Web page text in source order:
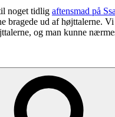
noget tidlig aftensmad på
bragede ud af højttalerne.
og man kunne